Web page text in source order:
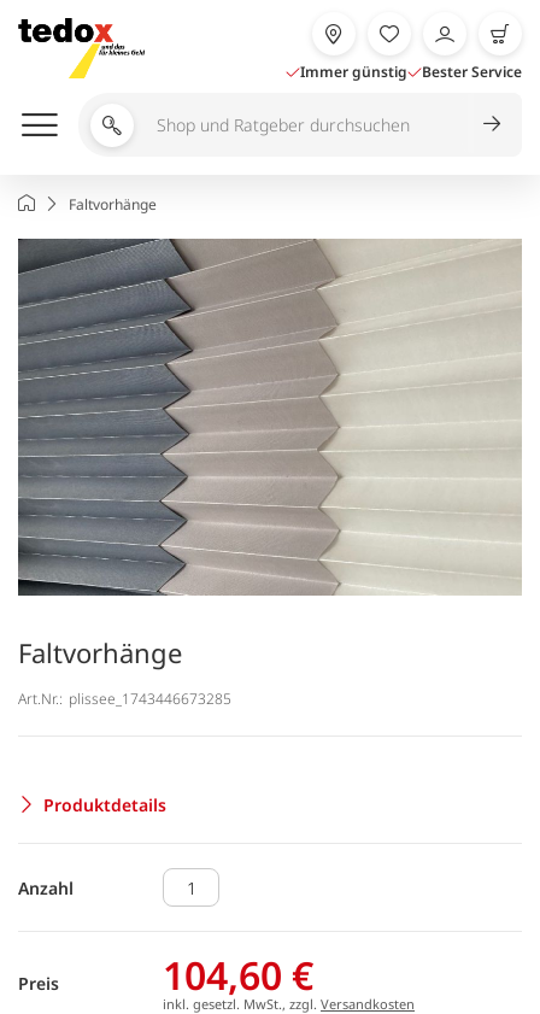
Inhalt
springen
Immer günstig Bester Service
Shop
durchsuchen
StartseiteFaltvorhänge
Faltvorhänge
Art.Nr.: plissee_1743446673285
Produktdetails
Anzahl
Preis 104,60 €
inkl. gesetzl. MwSt., zzgl. Versandkosten